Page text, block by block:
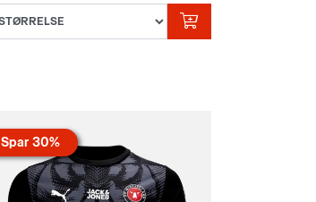
Spar 30%